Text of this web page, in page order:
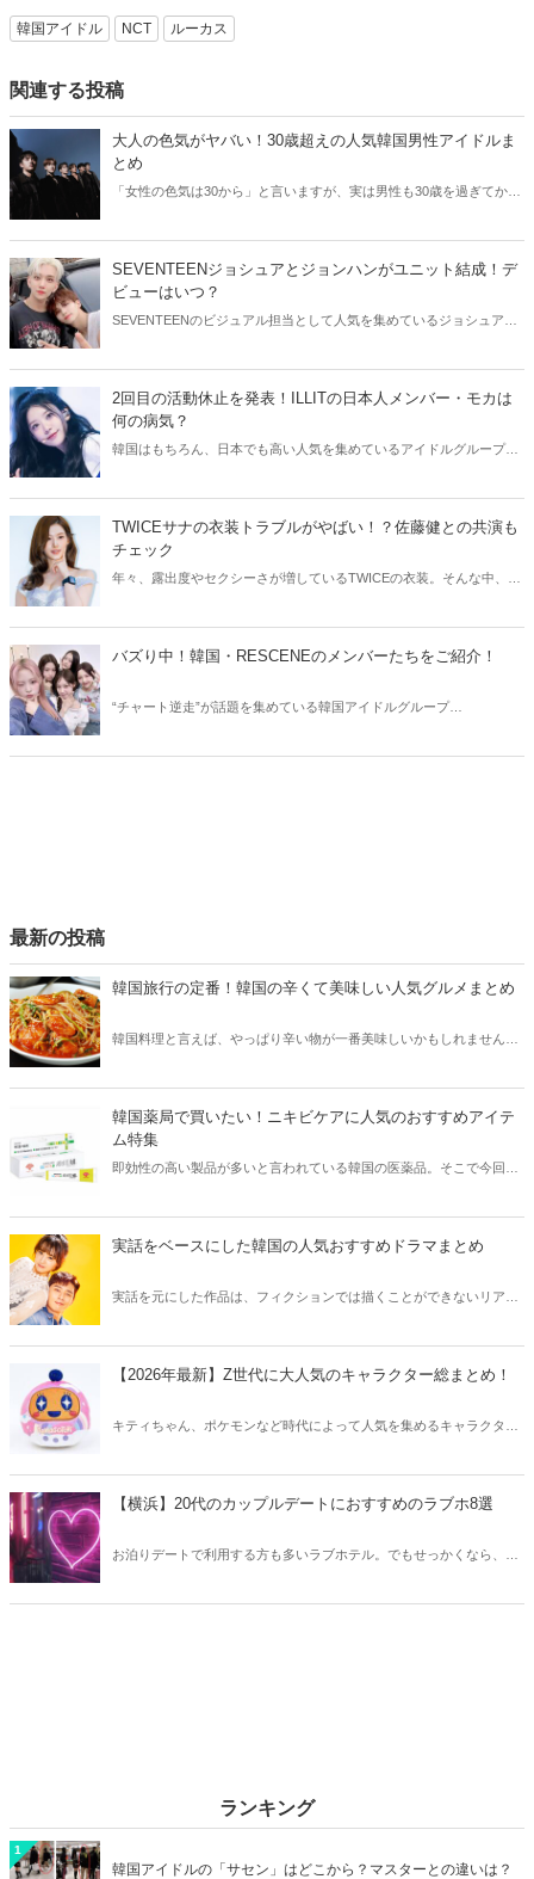
韓国アイドル NCT ルーカス
関連する投稿
大人の色気がヤバい！30歳超えの人気韓国男性アイドルま
とめ
「女性の色気は30から」と言いますが、実は男性も30歳を過ぎてから
SEVENTEENジョシュアとジョンハンがユニット結成！デ
ビューはいつ？
SEVENTEENのビジュアル担当として人気を集めているジョシュアと
2回目の活動休止を発表！ILLITの日本人メンバー・モカは
何の病気？
韓国はもちろん、日本でも高い人気を集めているアイドルグループ・
TWICEサナの衣装トラブルがやばい！？佐藤健との共演も
チェック
年々、露出度やセクシーさが増しているTWICEの衣装。そんな中、
バズり中！韓国・RESCENEのメンバーたちをご紹介！
“チャート逆走”が話題を集めている韓国アイドルグループ
最新の投稿
韓国旅行の定番！韓国の辛くて美味しい人気グルメまとめ
韓国料理と言えば、やっぱり辛い物が一番美味しいかもしれません。
方も必見です。
韓国薬局で買いたい！ニキビケアに人気のおすすめアイテ
ム特集
即効性の高い製品が多いと言われている韓国の医薬品。そこで今回は
う。
実話をベースにした韓国の人気おすすめドラマまとめ
実話を元にした作品は、フィクションでは描くことができないリアル
【2026年最新】Z世代に大人気のキャラクター総まとめ！
キティちゃん、ポケモンなど時代によって人気を集めるキャラクター
クしてみましょう。
【横浜】20代のカップルデートにおすすめのラブホ8選
お泊りデートで利用する方も多いラブホテル。でもせっかくなら、キ
ランキング
1
韓国アイドルの「サセン」はどこから？マスターとの違いは？